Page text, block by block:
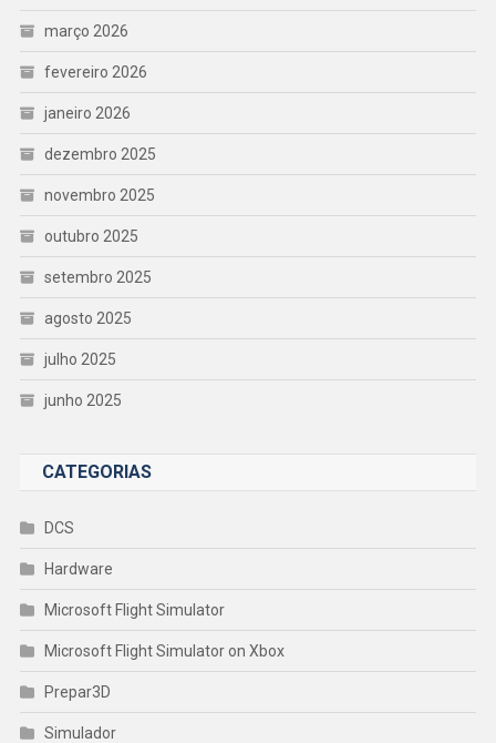
março 2026
fevereiro 2026
janeiro 2026
dezembro 2025
novembro 2025
outubro 2025
setembro 2025
agosto 2025
julho 2025
junho 2025
CATEGORIAS
DCS
Hardware
Microsoft Flight Simulator
Microsoft Flight Simulator on Xbox
Prepar3D
Simulador